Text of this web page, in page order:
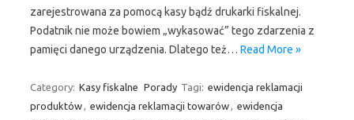
zarejestrowana za pomocą kasy bądź drukarki fiskalnej.
Podatnik nie może bowiem „wykasować” tego zdarzenia z
pamięci danego urządzenia. Dlatego też… Read More »
Category: Kasy fiskalne Porady Tagi: ewidencja reklamacji
produktów, ewidencja reklamacji towarów, ewidencja